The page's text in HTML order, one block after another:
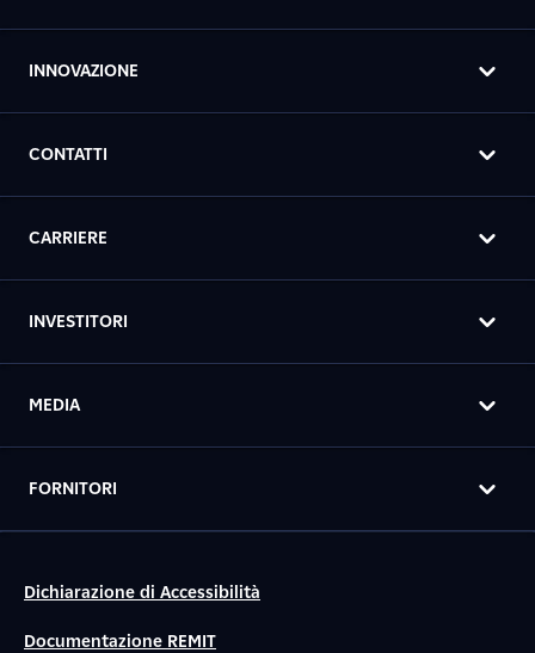
INNOVAZIONE
CONTATTI
CARRIERE
INVESTITORI
MEDIA
FORNITORI
Dichiarazione di Accessibilità
Documentazione REMIT